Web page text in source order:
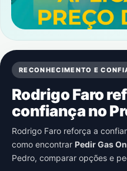
RECONHECIMENTO E
Rodrigo Faro
confiança no
Rodrigo Faro reforça a
como encontrar Pedir Gas
Pedro, comparar opções e